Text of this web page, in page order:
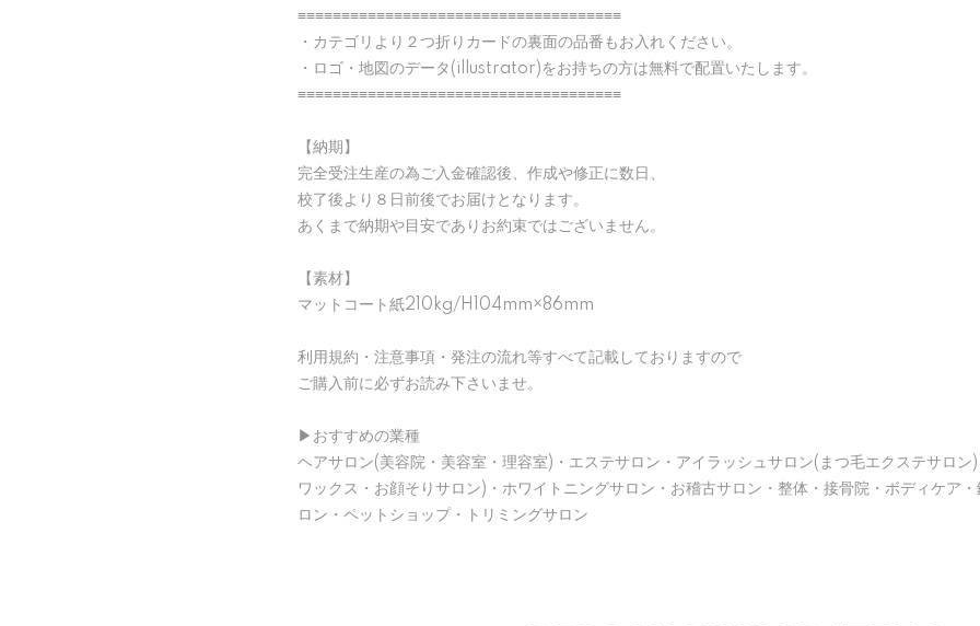
≡≡≡≡≡≡≡≡≡≡≡≡≡≡≡≡≡≡≡≡≡≡≡≡≡≡≡≡≡≡≡≡≡≡≡≡≡
・カテゴリより２つ折りカードの裏面の品番もお入れください。
・ロゴ・地図のデータ(illustrator)をお持ちの方は無料で配置いたします。
≡≡≡≡≡≡≡≡≡≡≡≡≡≡≡≡≡≡≡≡≡≡≡≡≡≡≡≡≡≡≡≡≡≡≡≡≡
【納期】
完全受注生産の為ご入金確認後、作成や修正に数日、
校了後より８日前後でお届けとなります。
あくまで納期や目安でありお約束ではございません。
【素材】
マットコート紙210kg/H104mm×86mm
利用規約・注意事項・発注の流れ等すべて記載しておりますので
ご購入前に必ずお読み下さいませ。
▶︎おすすめの業種
ヘアサロン(美容院・美容室・理容室)・エステサロン・アイラッシュサロン(まつ毛エクステサロン
ワックス・お顔そりサロン)・ホワイトニングサロン・お稽古サロン・整体・接骨院・ボディケア
ロン・ペットショップ・トリミングサロン